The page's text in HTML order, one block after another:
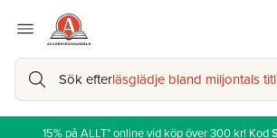
Sök efterläsglädje bland miljontals
15% på ALLT* online vid köp över 300 kr! Kod